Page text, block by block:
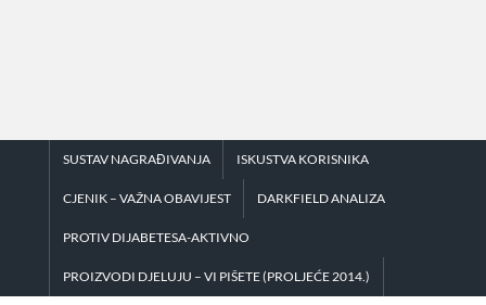
SUSTAV NAGRAĐIVANJA ISKUSTVA KORISNIKA
CJENIK – VAŽNA OBAVIJEST DARKFIELD ANALIZA
PROTIV DIJABETESA-AKTIVNO
PROIZVODI DJELUJU – VI PIŠETE (PROLJEĆE 2014.)